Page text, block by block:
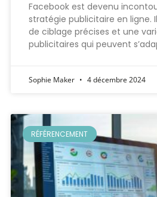
Facebook est devenu
stratégie publicitaire en ligne.
de ciblage précises et une
publicitaires qui peuvent
Sophie Maker 4 décembre 2024
RÉFÉRENCEMENT